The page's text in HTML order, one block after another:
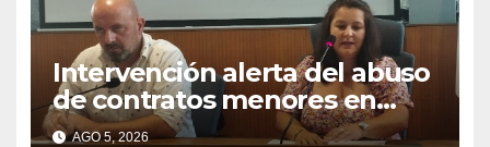
Intervención alerta del abuso
de contratos menores en
2025
AGO 5, 2026